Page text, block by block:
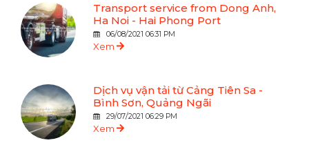
Transport service from Dong Anh,
Ha Noi - Hai Phong Port
06/08/2021 06:31 PM
Xem
Dịch vụ vận tải từ Cảng Tiên Sa -
Bình Sơn, Quảng Ngãi
29/07/2021 06:29 PM
Xem